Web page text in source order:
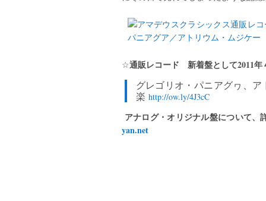
☆通販レコード 新着盤として2011年
グレゴリオ・パニアグヮ、
楽 http://ow.ly/4J3cC
アナログ・オリジナル盤について、
yan.net